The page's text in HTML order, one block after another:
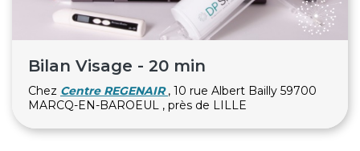
Bilan Visage - 20 min
Chez Centre REGENAIR , 10 rue Albert Bailly 59700
MARCQ-EN-BAROEUL , près de LILLE